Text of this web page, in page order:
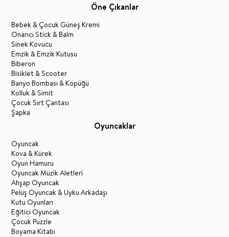
Öne Çıkanlar
Bebek & Çocuk Güneş Kremi
Onarıcı Stick & Balm
Sinek Kovucu
Emzik & Emzik Kutusu
Biberon
Bisiklet & Scooter
Banyo Bombası & Köpüğü
Kolluk & Simit
Çocuk Sırt Çantası
Şapka
Oyuncaklar
Oyuncak
Kova & Kürek
Oyun Hamuru
Oyuncak Müzik Aletleri
Ahşap Oyuncak
Peluş Oyuncak & Uyku Arkadaşı
Kutu Oyunları
Eğitici Oyuncak
Çocuk Puzzle
Boyama Kitabı